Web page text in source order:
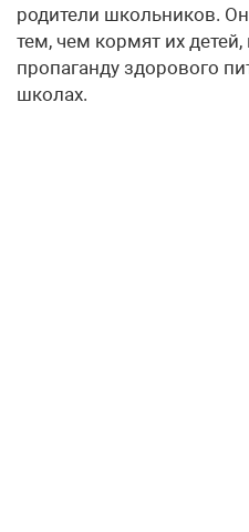
родители школьников.
тем, чем кормят их
пропаганду здорового
школах.